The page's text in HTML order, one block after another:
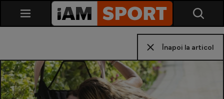
Înapoi la articol